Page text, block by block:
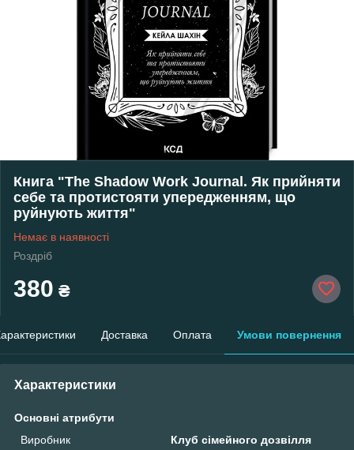
Книга "The Shadow Work Journal. Як прийняти
себе та протистояти упередженням, що
руйнують життя"
Немає в наявності
Роздріб
380 ₴
Доставка Оплата Умови повернення
Характеристики
Основні атрибути
Виробник
Клуб сімейного дозвілля